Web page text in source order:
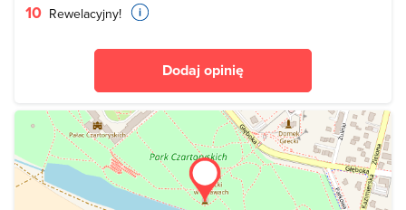
10 Rewelacyjny!
Dodaj opinię